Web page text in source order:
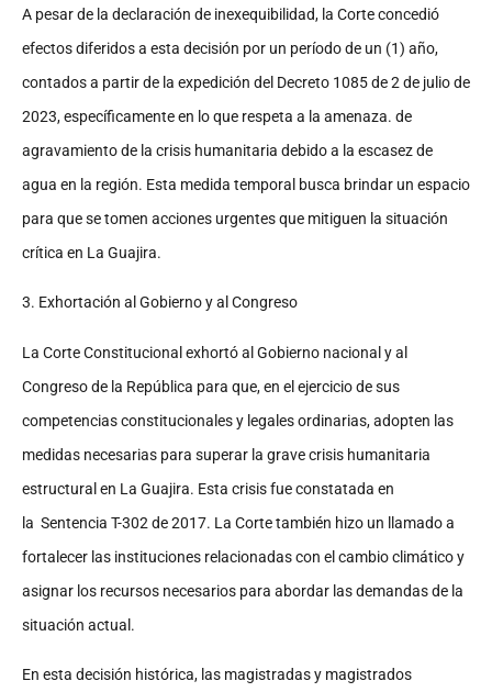
A pesar de la declaración de inexequibilidad, la Corte concedió
efectos diferidos a esta decisión por un período de un (1) año,
contados a partir de la expedición del Decreto 1085 de 2 de julio de
2023,específicamente en lo que respeta a la amenaza. de
agravamiento de la crisis humanitaria debido a la escasez de
agua en la región. Esta medida temporal busca brindar un espacio
para que se tomen acciones urgentes que mitiguen la situación
crítica en La Guajira.
3. Exhortación al Gobierno y al Congreso
La Corte Constitucional exhortó al Gobierno nacional y al
Congreso de la República para que, en el ejercicio de sus
competencias constitucionales y legales ordinarias, adopten las
medidas necesarias para superar la grave crisis humanitaria
estructural en La Guajira. Esta crisis fue constatada en
la Sentencia T-302 de 2017. La Corte también hizo un llamado a
fortalecer las instituciones relacionadascon el cambio climático y
asignar los recursos necesarios para abordar las demandas de la
situación actual.
En esta decisión histórica, las magistradas y magistrados